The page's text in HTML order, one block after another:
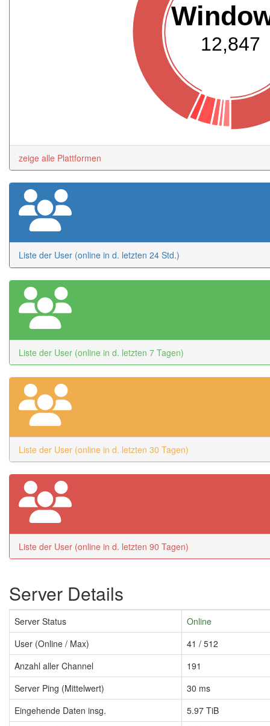
12,847
zeige alle Plattformen
Liste der User (online in d. letzten 24 Std.)
Liste der User (online in d. letzten 7 Tagen)
Liste der User (online in d. letzten 30 Tagen)
Liste der User (online in d. letzten 90 Tagen)
Server Details
Server Status
Online
User (Online / Max)
41 / 512
Anzahl aller Channel
191
Server Ping (Mittelwert)
30 ms
Eingehende Daten insg.
5.97 TiB